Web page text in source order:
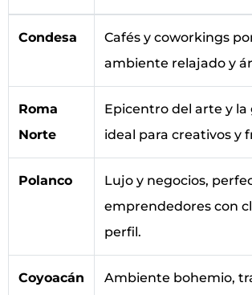
Condesa
Cafés y coworkings
ambiente relajado y
Roma
Norte
Epicentro del arte y
ideal para creativos y
Polanco
Lujo y negocios,
emprendedores con
perfil.
Coyoacán
Ambiente bohemio,